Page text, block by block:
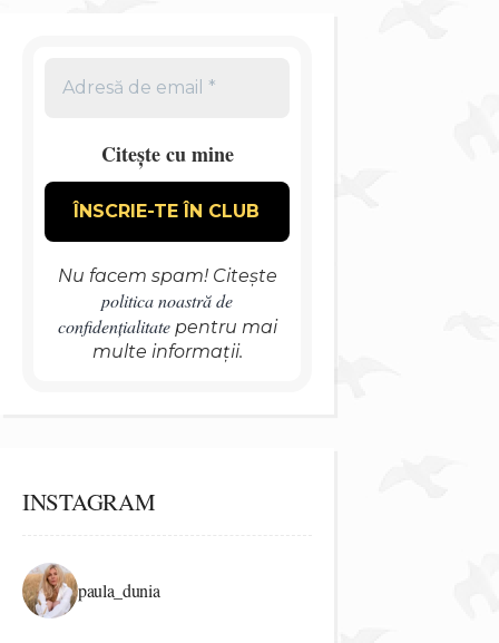
Citește cu mine
Nu facem spam! Citește
politica noastră de
confidențialitatepentru mai
multe informații.
INSTAGRAM
paula_dunia